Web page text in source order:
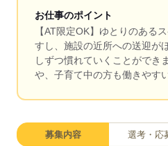
お仕事のポイント
【AT限定OK】ゆとりのある
すし、施設の近所への送迎が
しずつ慣れていくことができ
や、子育て中の方も働きやす
募集内容 選考・応